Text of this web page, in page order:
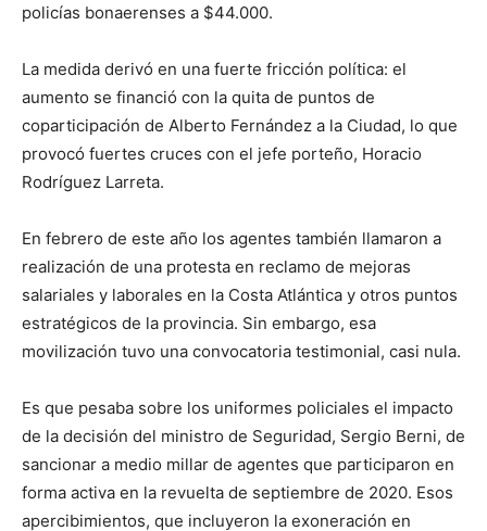
policías bonaerenses a $44.000.
La medida derivó en una fuerte fricción política: el
aumento se financió con la quita de puntos de
coparticipación de Alberto Fernández a la Ciudad, lo que
provocó fuertes cruces con el jefe porteño, Horacio
Rodríguez Larreta.
En febrero de este año los agentes también llamaron a
realización de una protesta en reclamo de mejoras
salariales y laborales en la Costa Atlántica y otros puntos
estratégicos de la provincia. Sin embargo, esa
movilización tuvo una convocatoria testimonial, casi nula.
Es que pesaba sobre los uniformes policiales el impacto
de la decisión del ministro de Seguridad, Sergio Berni, de
sancionar a medio millar de agentes que participaron en
forma activa en la revuelta de septiembre de 2020. Esos
apercibimientos, que incluyeron la exoneración en